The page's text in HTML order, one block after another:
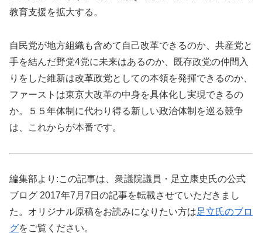
教育支援を拡大する。
自民党が地方組織も含めて自己改革できるのか、共産党と
手を結んだ野党4党に未来はあるのか、既存政党の仲間入
りをした維新は改革政党としての本領を発揮できるのか、
ファーストは東京大改革の中身を具体化し実現できるの
か。５５年体制に代わり得る新しい政治体制を巡る競争
は、これからが本番です。
編集部より:この記事は、衆議院議員・足立康史氏の公式
ブログ 2017年7月7日の記事を転載させていただきまし
た。オリジナル原稿をお読みになりたい方は足立氏のブロ
グをご覧ください。